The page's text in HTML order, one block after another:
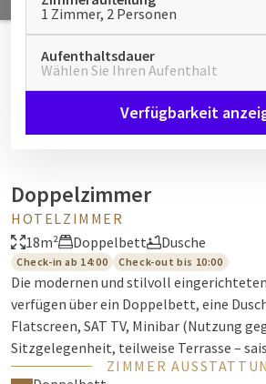
1 Zimmer, 2 Personen
Aufenthaltsdauer
Wählen Sie Ihren Aufenthalt
Verfügbarkeit
Doppelzimmer
HOTELZIMMER
18m²
Doppelbett Dusche
Check-in ab 14:00 Check-out bis 10:00
Die modernen und stilvoll
verfügen über ein Doppelbett, eine
Flatscreen, SAT TV, Minibar (Nutzung
Sitzgelegenheit, teilweise Terrasse –
ZIMMER